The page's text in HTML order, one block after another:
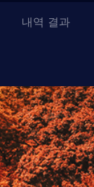
내역 결과